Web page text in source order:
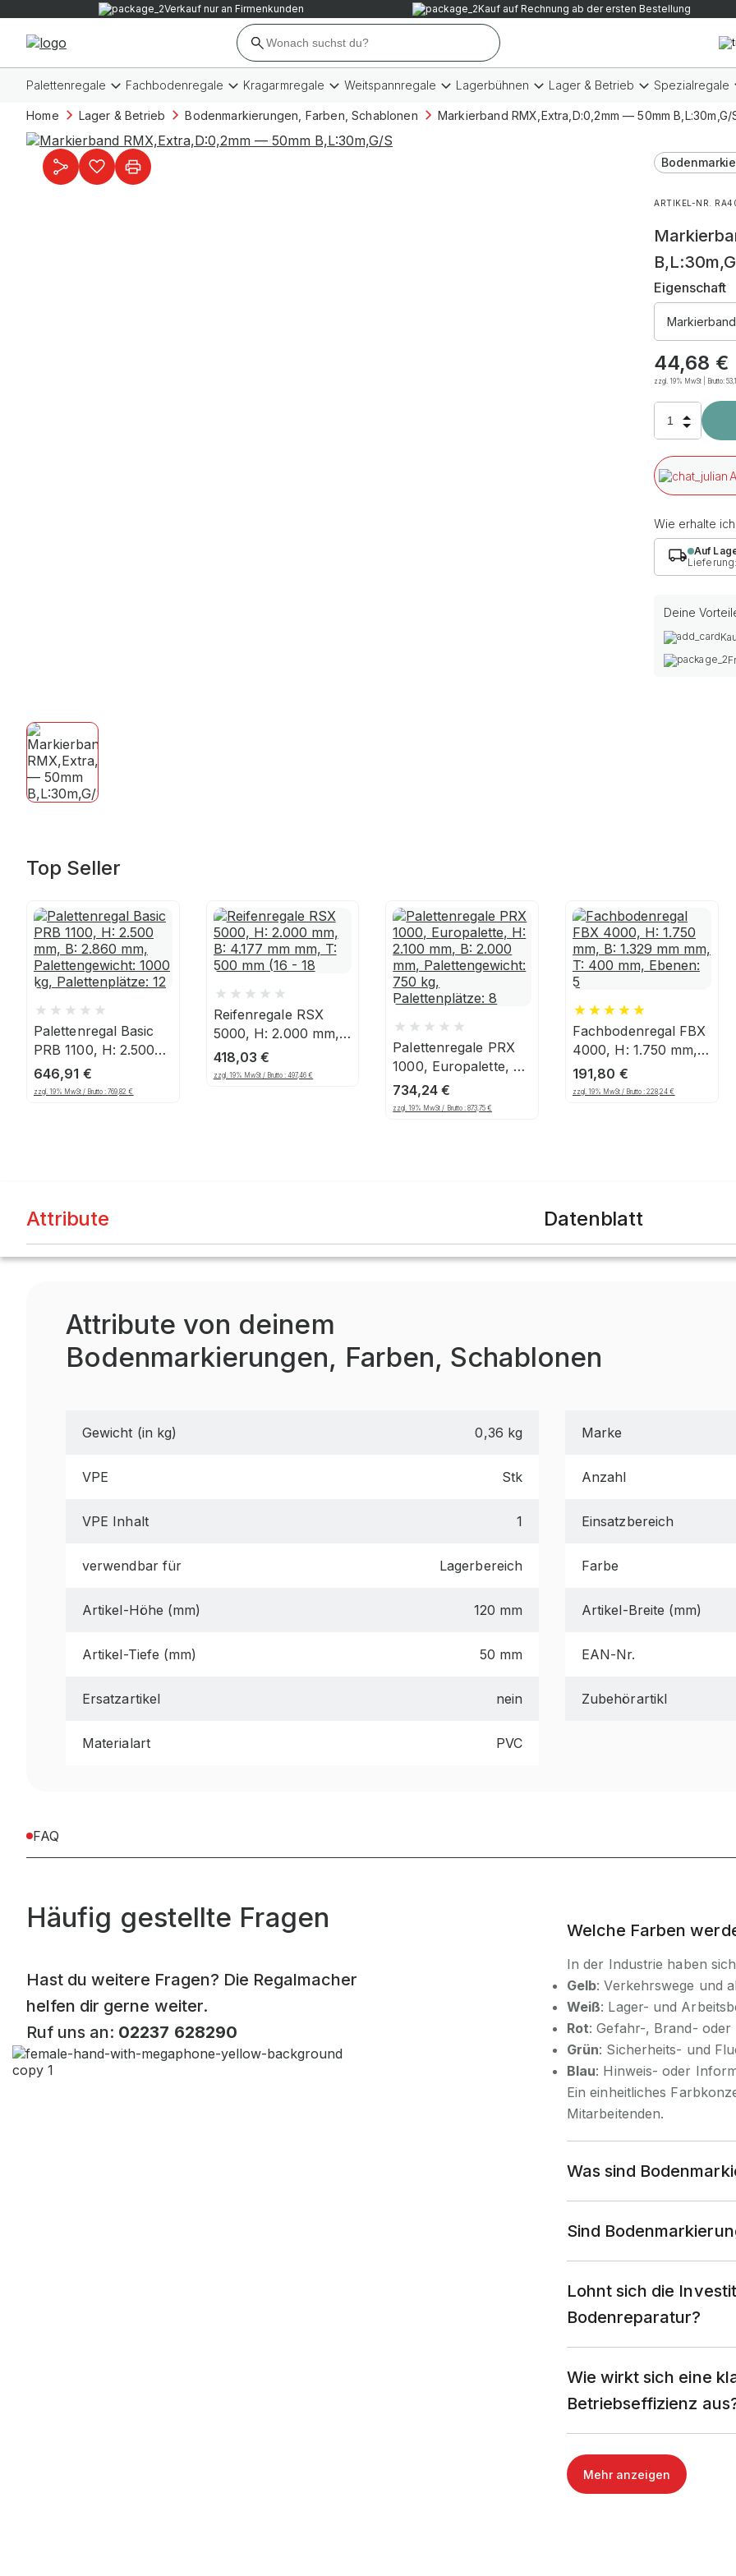
Verkauf nur an Firmenkunden Kauf auf Rechnung ab der ersten Bestellung
Palettenregale Fachbodenregale Kragarmregale Weitspannregale Lagerbühnen Lager & Betrieb Spezialregale
Home Lager & Betrieb Bodenmarkierungen, Farben, Schablonen Markierband RMX,Extra,D:0,2mm — 50mm B,L:30m,G/
ARTIKEL-NR.
Eigenschaft
44,68 €
zzgl. 19% MwSt | Brutto:
Wie erhalte
Auf
Deine
Top Seller
Palettenregal Basic
PRB 1100, H: 2.500
mm, B: 2.860 mm,
Palettengewicht: 1000
646,91 €
zzgl. 19% MwSt / Brutto :769,82€
Reifenregale RSX
5000, H: 2.000 mm,
B: 4.177 mm mm, T:
500 mm (16 - 18"),
418,03€
zzgl. 19% MwSt / Brutto : 497,46€
Palettenregale PRX
1000, Europalette, H:
2.100 mm, B: 2.000
mm, Palettengewicht:
734,24 €
zzgl. 19% MwSt / Brutto : 873,75 €
Fachbodenregal FBX
4000, H: 1.750 mm,
B: 1.329 mm mm, T:
400 mm, Ebenen: 5
191,80 €
zzgl. 19% MwSt / Brutto :228,24€
Attribute Datenblatt
Attribute von deinem
Bodenmarkierungen, Farben, Schablonen
Gewicht (in kg) 0,36 kg Marke
VPE Stk Anzahl
VPE Inhalt 1 Einsatzbereich
verwendbar für Lagerbereich Farbe
Artikel-Höhe (mm) 120 mm Artikel-Breite (mm)
Artikel-Tiefe (mm) 50 mm EAN-Nr.
Ersatzartikel nein Zubehörartikl
Materialart PVC
FAQ
Häufig gestellte Fragen
Hast du weitere Fragen? Die Regalmacher
helfen dir gerne weiter.
Ruf uns an: 02237 628290
Welche Farben
In der Industrie haben
Gelb: Verkehrswege und
Weiß: Lager- und
Rot: Gefahr-, Brand-
Grün: Sicherheits- und
Blau: Hinweis- oder
Ein einheitliches
Mitarbeitenden.
Was sind
Sind
Lohnt sich die
Bodenreparatur?
Wie wirkt sich eine
Betriebseffizienz
Mehr anzeigen